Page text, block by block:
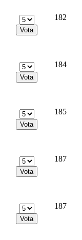
182
184
185
187
187